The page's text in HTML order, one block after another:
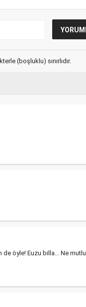
(boşluklu) sınırlıdır.
öyle! Euzu billa... Ne mutlu